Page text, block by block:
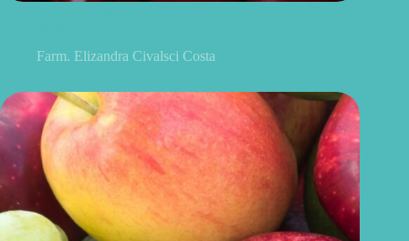
Farm. Elizandra Civalsci Costa